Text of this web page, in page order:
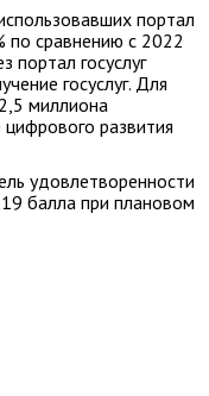
портал
по сравнению с 2022
портал госуслуг
госуслуг. Для
миллиона
развития
удовлетворенности
балла при плановом